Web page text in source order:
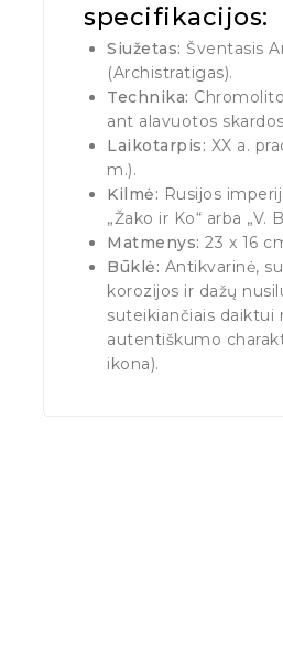
specifikacijos:
Siužetas: Šventasis
(Archistratigas).
Technika:
ant alavuotos
Laikotarpis: XX a.
m.).
Kilmė: Rusijos
„Žako ir Ko“ arba „V.
Matmenys: 23 x 16
Būklė: Antikvarinė,
korozijos ir dažų
suteikiančiais daiktui
autentiškumo
ikona).